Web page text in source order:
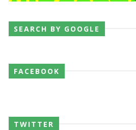
SEARCH BY GOOGLE
FACEBOOK
TWITTER